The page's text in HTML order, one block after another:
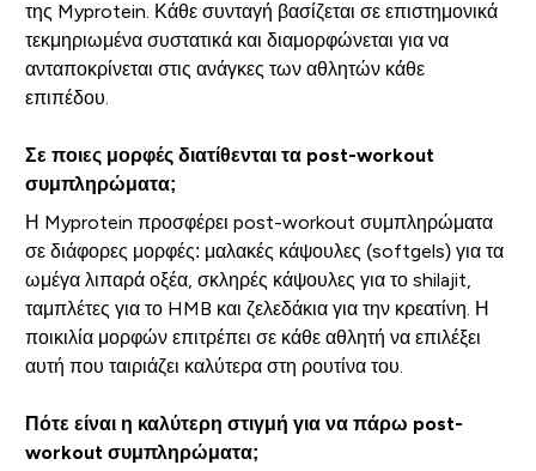
της Myprotein. Κάθε συνταγή βασίζεται σε επιστημονικά
τεκμηριωμένα συστατικά και διαμορφώνεται για να
ανταποκρίνεται στις ανάγκες των αθλητών κάθε
επιπέδου.
Σε ποιες μορφές διατίθενται τα post-workout
συμπληρώματα;
Η Myprotein προσφέρει post-workout συμπληρώματα
σε διάφορες μορφές: μαλακές κάψουλες (softgels) για τα
ωμέγα λιπαρά οξέα, σκληρές κάψουλες για το shilajit,
ταμπλέτες για το HMB και ζελεδάκια για την κρεατίνη. Η
ποικιλία μορφών επιτρέπει σε κάθε αθλητή να επιλέξει
αυτή που ταιριάζει καλύτερα στη ρουτίνα του.
Πότε είναι η καλύτερη στιγμή για να πάρω post-
workout συμπληρώματα;